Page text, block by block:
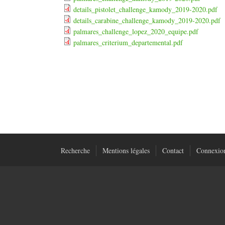
details_pistolet_challenge_kamody_2019-2020.pdf
details_carabine_challenge_kamody_2019-2020.pdf
palmares_challenge_lopez_2020_equipe.pdf
palmares_criterium_departemental.pdf
Recherche Mentions légales Contact